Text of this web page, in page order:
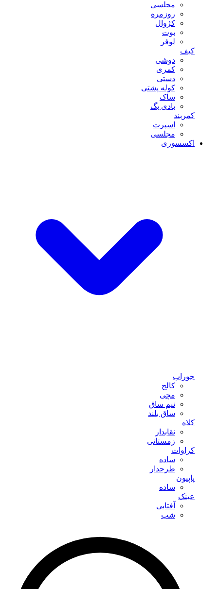
مجلسی
روزمره
کژوال
بوت
لوفر
کیف
دوشی
کمری
دستی
کوله پشتی
ساک
بادی بگ
کمربند
اسپرت
مجلسی
اکسسوری
جوراب
کالج
مچی
نیم ساق
ساق بلند
کلاه
نقابدار
زمستانی
کراوات
ساده
طرحدار
پاپیون
ساده
عینک
آفتابی
شب